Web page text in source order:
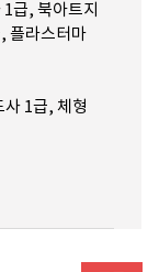
급, 북아트지
플라스터마
1급, 체형